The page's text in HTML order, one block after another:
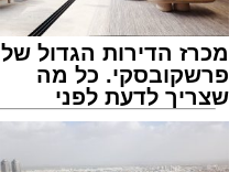
מכרז הדירות הגדול של
פרשקובסקי. כל מה
שצריך לדעת לפני
שמגישים הצעה לדירה